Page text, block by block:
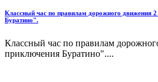
Классный час по правилам дорожного движения
Буратино".
Классный час по правилам
приключения Буратино"....